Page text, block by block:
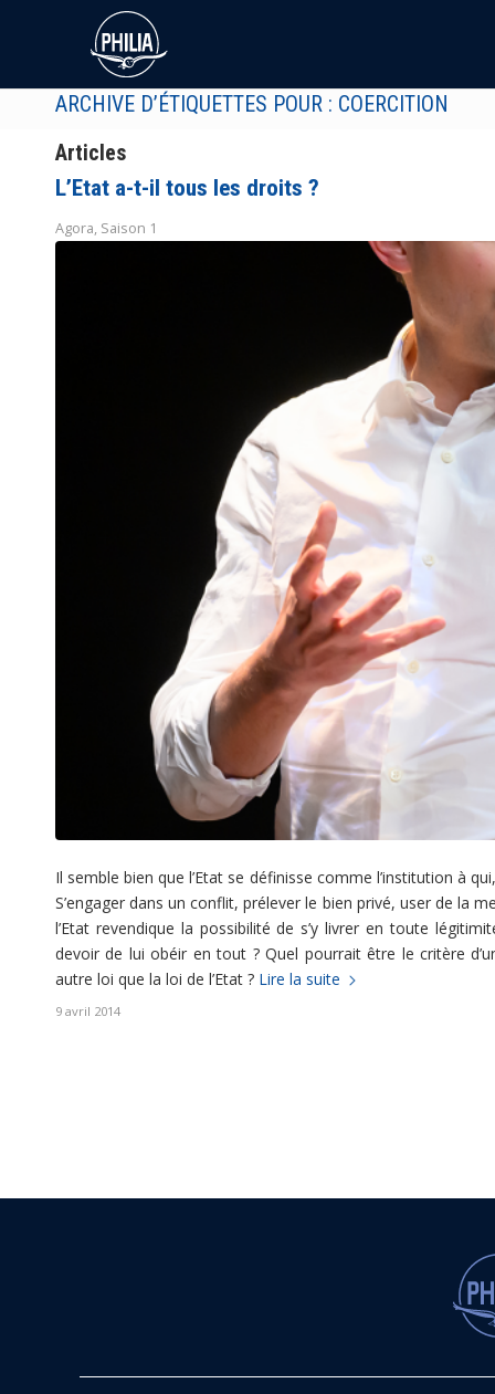
ARCHIVE D’ÉTIQUETTES POUR : COERCITION
Articles
L’Etat a-t-il tous les droits ?
Agora, Saison 1
Il semble bien que l’Etat se définisse comme l’institution à
S’engager dans un conflit, prélever le bien privé, user de la
l’Etat revendique la possibilité de s’y livrer en toute
devoir de lui obéir en tout ? Quel pourrait être le critère
autre loi que la loi de l’Etat ? Lire la suite
9 avril 2014